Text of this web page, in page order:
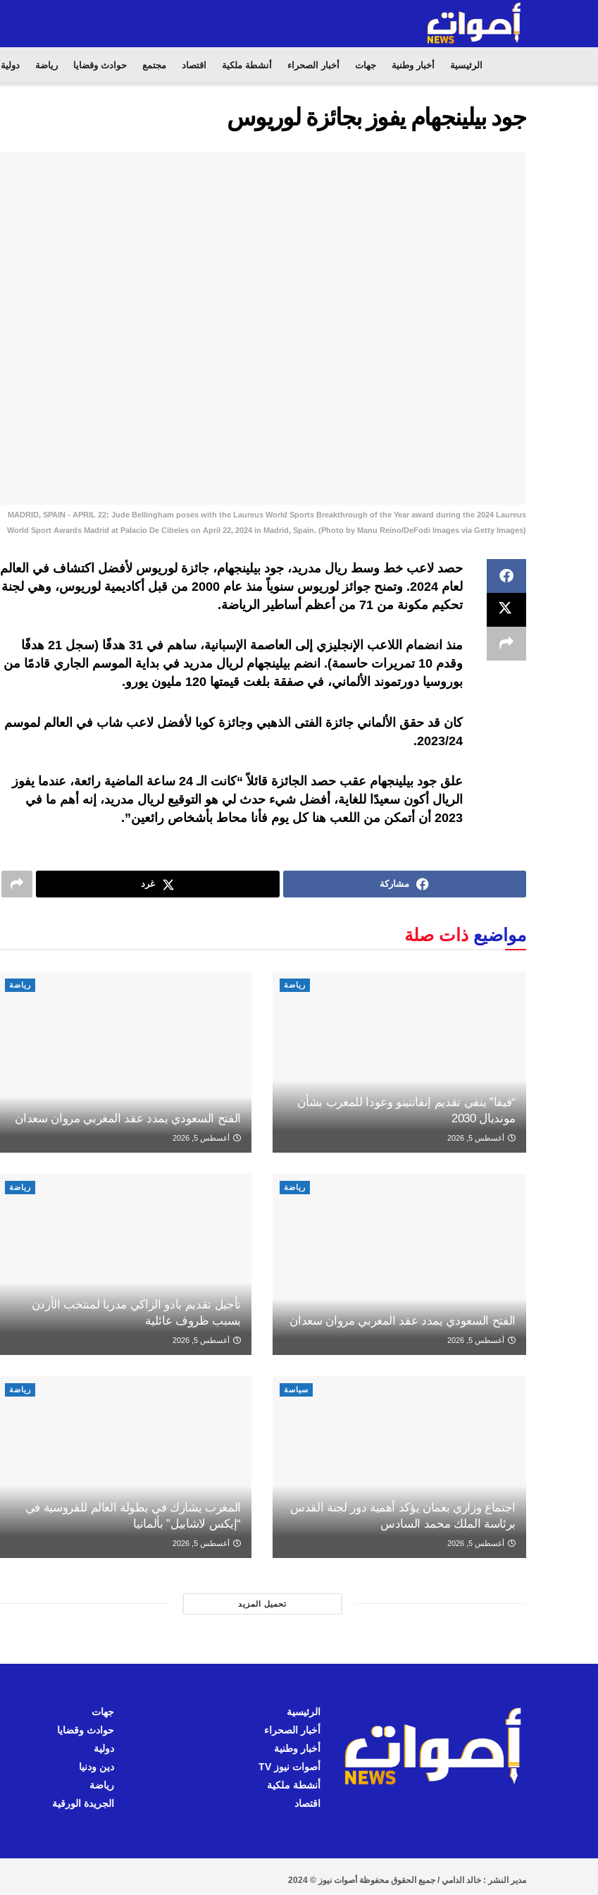
الرئيسية أخبار وطنية جهات أخبار الصحراء أنشطة ملكية اقتصاد مجتمع حوادث وقضايا رياضة دولية
جود بيلينجهام يفوز بجائزة لوريوس
MADRID, SPAIN - APRIL 22: Jude Bellingham poses with the Laureus World Sports Breakthrough of the Year award during the 2024 Laureus
World Sport Awards Madrid at Palacio De Cibeles on April 22, 2024 in Madrid, Spain. (Photo by Manu Reino/DeFodi Images via Getty Images)
حصد لاعب خط وسط ريال مدريد، جود بيلينجهام، جائزة لوريوس لأفضل اكتشاف في العالم
لعام 2024. وتمنح جوائز لوريوس سنوياً منذ عام 2000 من قبل أكاديمية لوريوس، وهي لجنة
تحكيم مكونة من 71 من أعظم أساطير الرياضة.
منذ انضمام اللاعب الإنجليزي إلى العاصمة الإسبانية، ساهم في 31 هدفًا (سجل 21 هدفًا
وقدم 10 تمريرات حاسمة). انضم بيلينجهام لريال مدريد في بداية الموسم الجاري قادمًا من
بوروسيا دورتموند الألماني، في صفقة بلغت قيمتها 120 مليون يورو.
كان قد حقق الألماني جائزة الفتى الذهبي وجائزة كوبا لأفضل لاعب شاب في العالم لموسم
2023/24.
علق جود بيلينجهام عقب حصد الجائزة قائلاً “كانت الـ 24 ساعة الماضية رائعة، عندما يفوز
الريال أكون سعيدًا للغاية، أفضل شيء حدث لي هو التوقيع لريال مدريد، إنه أهم ما في
2023 أن أتمكن من اللعب هنا كل يوم فأنا محاط بأشخاص رائعين”.
مشاركة غرد
مواضيع ذات صلة
رياضة
“فيفا” ينفي تقديم إنفانتينو وعودا للمغرب بشأن
مونديال 2030
أغسطس 5, 2026
رياضة
الفتح السعودي يمدد عقد المغربي مروان سعدان
أغسطس 5, 2026
رياضة
الفتح السعودي يمدد عقد المغربي مروان سعدان
أغسطس 5, 2026
رياضة
تأجيل تقديم بادو الزاكي مدربا لمنتخب الأردن
بسبب ظروف عائلية
أغسطس 5, 2026
سياسة
اجتماع وزاري بعمان يؤكد أهمية دور لجنة القدس
برئاسة الملك محمد السادس
أغسطس 5, 2026
رياضة
المغرب يشارك في بطولة العالم للفروسية في
“إيكس لاشابيل” بألمانيا
أغسطس 5, 2026
تحميل المزيد
الرئيسية
أخبار الصحراء
أخبار وطنية
أصوات نيوز TV
أنشطة ملكية
اقتصاد
جهات
حوادث وقضايا
دولية
دين ودنيا
رياضة
الجريدة الورقية
مدير النشر : خالد الدامي / جميع الحقوق محفوظة أصوات نيوز © 2024